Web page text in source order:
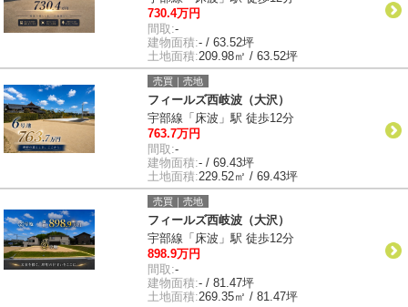
730.4万円
間取:-
建物面積:- / 63.52坪
土地面積:209.98㎡ / 63.52坪
売買｜売地
フィールズ西岐波（大沢）
宇部線「床波」駅 徒歩12分
763.7万円
間取:-
建物面積:- / 69.43坪
土地面積:229.52㎡ / 69.43坪
売買｜売地
フィールズ西岐波（大沢）
宇部線「床波」駅 徒歩12分
898.9万円
間取:-
建物面積:- / 81.47坪
土地面積:269.35㎡ / 81.47坪